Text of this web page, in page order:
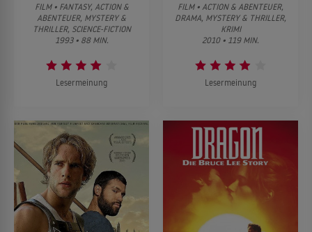
FILM • FANTASY, ACTION &
ABENTEUER, MYSTERY &
THRILLER, SCIENCE-FICTION
1993 • 88 MIN.
Lesermeinung
FILM • ACTION & ABENTEUER,
DRAMA, MYSTERY & THRILLER,
KRIMI
2010 • 119 MIN.
Lesermeinung